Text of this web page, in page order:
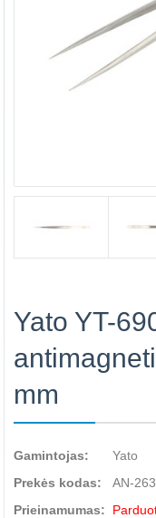
Yato YT-
mm
Gamintojas:
Yato
Prekės kodas:
AN-
Prieinamumas: